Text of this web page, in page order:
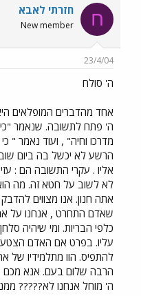
ח חזרתי לאבא
New member
23/4/04
ה' סולח
אחד מהדברים המופלאים
ה' פתח לתשובה. שנאמר
מדרכו וחיה" , ועוד נאמר "
הרשע לא יכשל בה ביום
אליו . עקרי התשובה הם :
לא לשוב על חטא זה. מה
אתה חנון. אנו מצווים
שאדם התחרט , אנחנו על
כלפי הבריות. ומי שיהיה
עליו. בפרט אם האדם
להתפיס. הוו מתלמידיו של
הרבה שלום בעם. אנא מכם
ה' מוחל אנחנו לא?????